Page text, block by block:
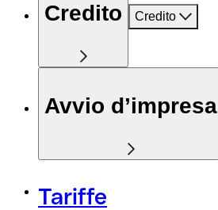
Credito Credito
Avvio d’impresa
Tariffe